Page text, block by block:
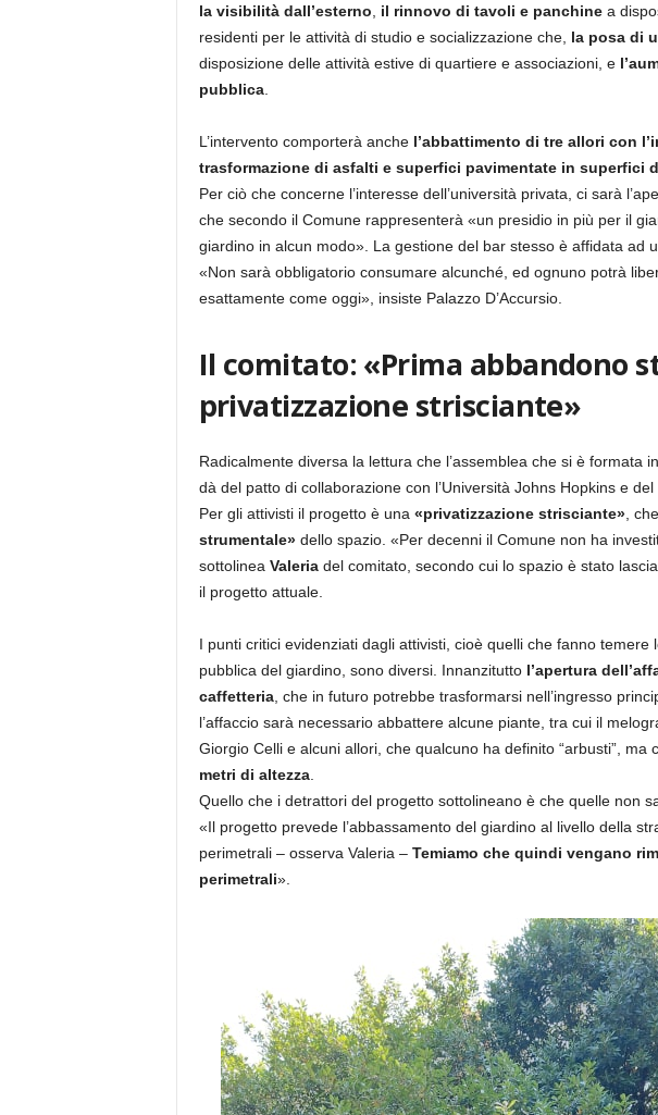
la visibilità dall’esterno
il rinnovo di tavoli e panchinea
residenti per le attività di studio e socializzazione che, la posa di
disposizione delle attività estive di quartiere e associazioni, e
pubblica.
L’intervento comporterà anchel’abbattimento di tre allori con
trasformazione di asfalti e superfici pavimentate in superfici
Per ciò che concerne l’interesse dell’università privata, ci sarà
che secondo il Comune rappresenterà «un presidio in più per il
giardino in alcun modo». La gestione del bar stesso è affidata ad
«Non sarà obbligatorio consumare alcunché, ed ognuno potrà
esattamente come oggi», insiste Palazzo D’Accursio.
Il comitato: «Prima abbandono
privatizzazione strisciante»
Radicalmente diversa la lettura che l’assemblea che si è formata
dà del patto di collaborazione con l’Università Johns Hopkins e
Per gli attivisti il progetto è una «privatizzazione strisciante»,
strumentale»dello spazio. «Per decenni il Comune non ha
sottolinea Valeria del comitato, secondo cui lo spazio è stato
il progetto attuale.
I punti critici evidenziati dagli attivisti, cioè quelli che fanno temere
pubblica del giardino, sono diversi. Innanzitutto l’apertura
caffetteria, che in futuro potrebbe trasformarsi nell’ingresso
l’affaccio sarà necessario abbattere alcune piante, tra cui il
Giorgio Celli e alcuni allori, che qualcuno ha definito “arbusti”, ma
metri di altezza.
Quello che i detrattori del progetto sottolineano è che quelle non
«Il progetto prevede l’abbassamento del giardino al livello della
perimetrali – osserva Valeria – Temiamo che quindi vengano
perimetrali».